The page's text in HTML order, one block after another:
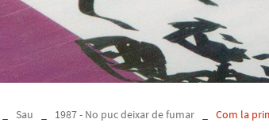
Sau 1987 - No puc deixar de fumar Com la